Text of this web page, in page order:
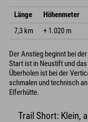
Länge Höhenmeter
7,3 km
+ 1.020 m
Der Anstieg beginnt bei
Start ist in Neustift und das
Überholen ist bei der
schmalen und technisch
Elferhütte.
Trail Short: Klein,